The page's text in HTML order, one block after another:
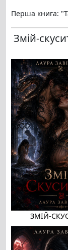
Перша книга:
Змій-
ЗМІЙ-